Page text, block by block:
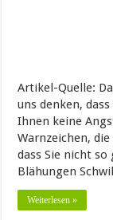
Artikel-Quelle:
uns denken,
Ihnen keine
Warnzeichen,
dass Sie nicht so
Blähungen
Weiterlesen »